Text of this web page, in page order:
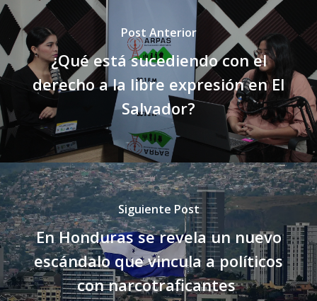
Post Anterior
¿Qué está sucediendo con el
derecho a la libre expresión en El
Salvador?
Siguiente Post
En Honduras se revela un nuevo
escándalo que vincula a políticos
con narcotraficantes